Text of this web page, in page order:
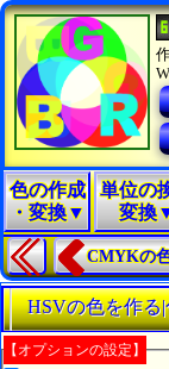
色の作成
・変換▼
単位の
変換
CMYKの
HSVの色を作る
【オプションの設定】